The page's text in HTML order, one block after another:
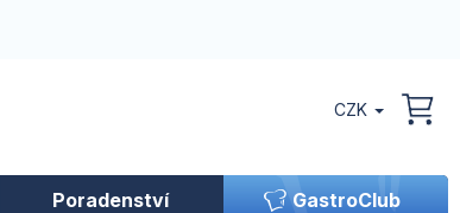
CZK
Poradenství GastroClub